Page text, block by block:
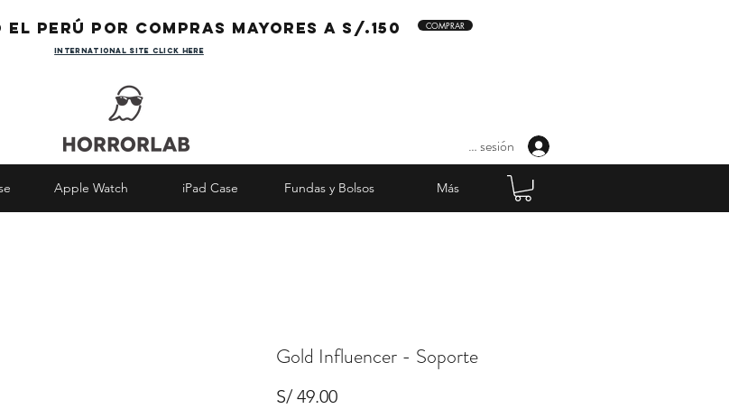
Perú por compras mayores a s/.150 COMPRAR
international site click here
Iniciar sesión
Apple Watch iPad Case Fundas y Bolsos Más
Gold Influencer - Soporte
S/ 49.00Precio